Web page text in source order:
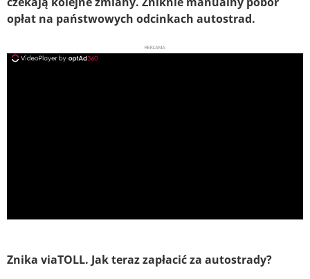
opłat na państwowych odcinkach autostrad.
REKLAMA
Znika viaTOLL. Jak teraz zapłacić za autostrady?